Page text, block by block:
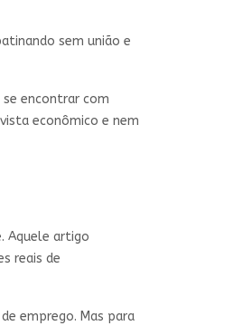
sem união e
encontrar com
econômico e nem
Aquele artigo
reais de
emprego. Mas para